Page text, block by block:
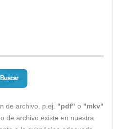
Buscar
de archivo, p.ej. "pdf" o "mkv"
de archivo existe en nuestra